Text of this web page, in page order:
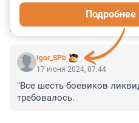
КОММЕНТАРИИ 31
Igor_SPb
17 июня 2024, 07:44
"Все шесть боевиков
требовалось.